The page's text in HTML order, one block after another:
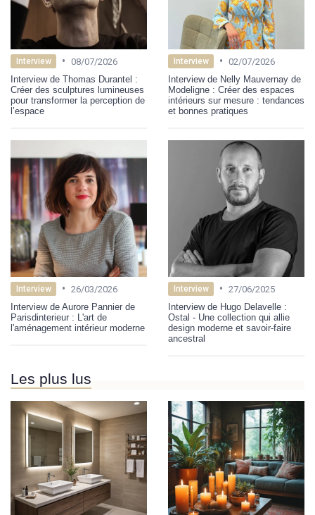
Interview • 08/07/2026
Interview de Thomas Durantel :
Créer des sculptures lumineuses
pour transformer la perception de
l’espace
Interview • 02/07/2026
Interview de Nelly Mauvernay de
Modeligne : Créer des espaces
intérieurs sur mesure : tendances
et bonnes pratiques
Interview • 26/03/2026
Interview de Aurore Pannier de
Parisdinterieur : L'art de
l'aménagement intérieur moderne
Interview • 27/06/2025
Interview de Hugo Delavelle :
Ostal - Une collection qui allie
design moderne et savoir-faire
ancestral
Les plus lus